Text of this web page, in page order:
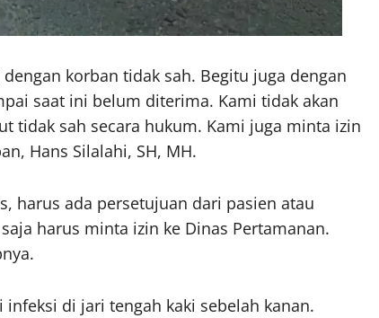
korban tidak sah. Begitu juga dengan
saat ini belum diterima. Kami tidak akan
tidak sah secara hukum. Kami juga minta izin
Hans Silalahi, SH, MH.
harus ada persetujuan dari pasien atau
harus minta izin ke Dinas Pertamanan.
di jari tengah kaki sebelah kanan.